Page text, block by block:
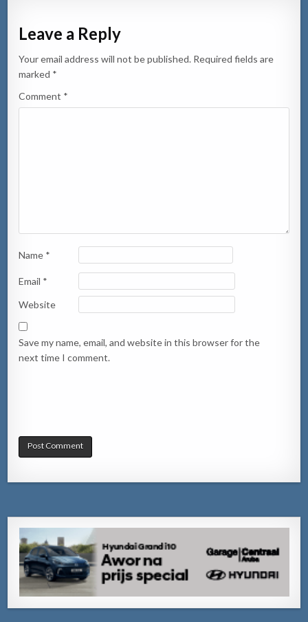
Leave a Reply
Your email address will not be published. Required fields are
marked *
Comment *
Name *
Email *
Website
Save my name, email, and website in this browser for the
next time I comment.